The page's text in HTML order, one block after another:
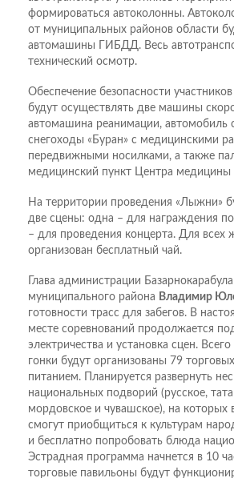
формироваться автоколонны.
от муниципальных районов области
автомашины ГИБДД. Весь
технический осмотр.
Обеспечение безопасности
будут осуществлять две машины
автомашина реанимации, автомобиль
снегоходы «Буран» с медицинскими
передвижными носилками, а также
медицинский пункт Центра медицины
На территории проведения «Лыжни»
две сцены: одна – для награждения
– для проведения концерта. Для всех
организован бесплатный чай.
Глава администрации
муниципального района Владимир
готовности трасс для забегов. В
месте соревнований продолжается
электричества и установка сцен.
гонки будут организованы 79
питанием. Планируется развернуть
национальных подворий (русское,
мордовское и чувашское), на
смогут приобщиться к культурам
и бесплатно попробовать блюда
Эстрадная программа начнется в 10
торговые павильоны будут